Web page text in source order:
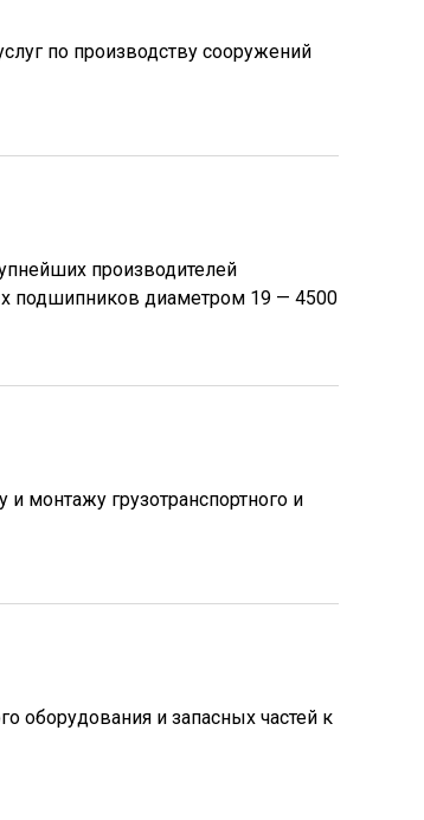
по производству сооружений
производителей
подшипников диаметром 19 — 4500
монтажу грузотранспортного и
оборудования и запасных частей к